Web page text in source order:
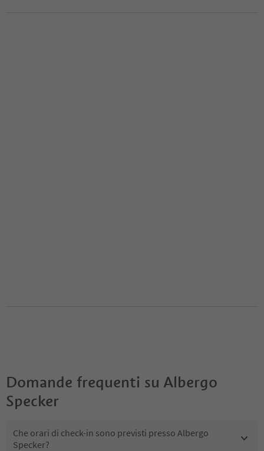
Domande frequenti su Albergo
Specker
Che orari di check-in sono previsti presso Albergo
Specker?